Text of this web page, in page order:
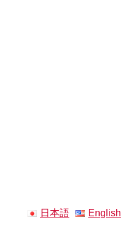
日本語 English